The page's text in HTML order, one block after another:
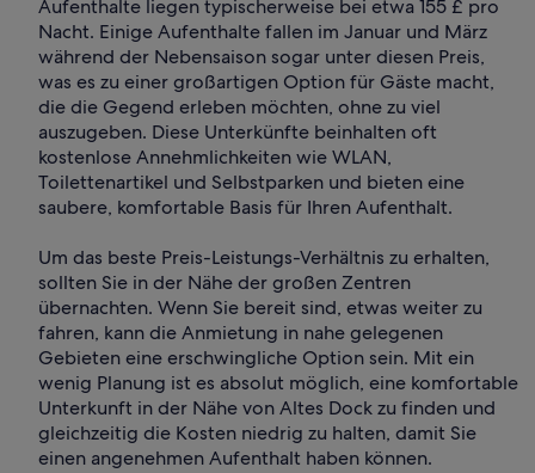
Aufenthalte liegen typischerweise bei etwa 155 £ pro
Nacht. Einige Aufenthalte fallen im Januar und März
während der Nebensaison sogar unter diesen Preis,
was es zu einer großartigen Option für Gäste macht,
die die Gegend erleben möchten, ohne zu viel
auszugeben. Diese Unterkünfte beinhalten oft
kostenlose Annehmlichkeiten wie WLAN,
Toilettenartikel und Selbstparken und bieten eine
saubere, komfortable Basis für Ihren Aufenthalt.
Um das beste Preis-Leistungs-Verhältnis zu erhalten,
sollten Sie in der Nähe der großen Zentren
übernachten. Wenn Sie bereit sind, etwas weiter zu
fahren, kann die Anmietung in nahe gelegenen
Gebieten eine erschwingliche Option sein. Mit ein
wenig Planung ist es absolut möglich, eine komfortable
Unterkunft in der Nähe von Altes Dock zu finden und
gleichzeitig die Kosten niedrig zu halten, damit Sie
einen angenehmen Aufenthalt haben können.